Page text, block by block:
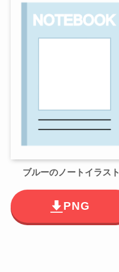
ブルーのノートイラスト
PNG